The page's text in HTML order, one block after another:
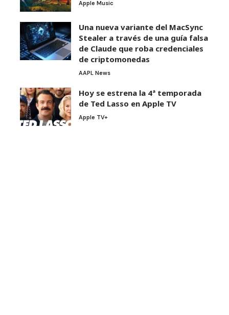
Apple Music
Una nueva variante del MacSync
Stealer a través de una guía falsa
de Claude que roba credenciales
de criptomonedas
AAPL News
Hoy se estrena la 4ª temporada
de Ted Lasso en Apple TV
Apple TV+